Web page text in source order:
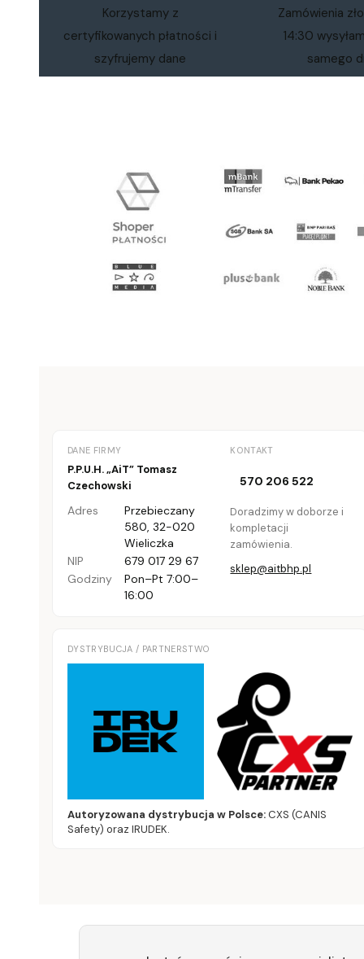
Korzystamy z
certyfikowanych płatności i
szyfrujemy dane
Zamówienia
14:30
samego
DANE FIRMY
P.P.U.H. „AiT” Tomasz
Czechowski
Adres
Przebieczany
580, 32-020
Wieliczka
NIP
679 017 29 67
Godziny
Pon–Pt 7:00–
16:00
KONTAKT
570 206 522
Doradzimy w doborze i
kompletacji
zamówienia.
sklep@aitbhp.pl
DYSTRYBUCJA / PARTNERSTWO
Autoryzowana dystrybucja w Polsce:CXS (CANIS
Safety) oraz IRUDEK.